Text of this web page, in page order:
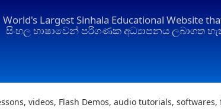
World's Largest Sinhala Educational Website
සිංහල භාෂාවෙන් පරිගණක අධ්‍යාපනය ලබාගත
videos, Flash Demos, audio tutorials,